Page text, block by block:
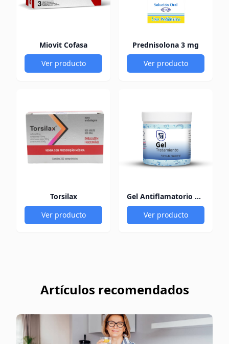
Miovit Cofasa
Ver producto
Prednisolona 3 mg
Ver producto
Torsilax
Ver producto
Gel Antiflamatorio 60Gr
Ver producto
Artículos recomendados